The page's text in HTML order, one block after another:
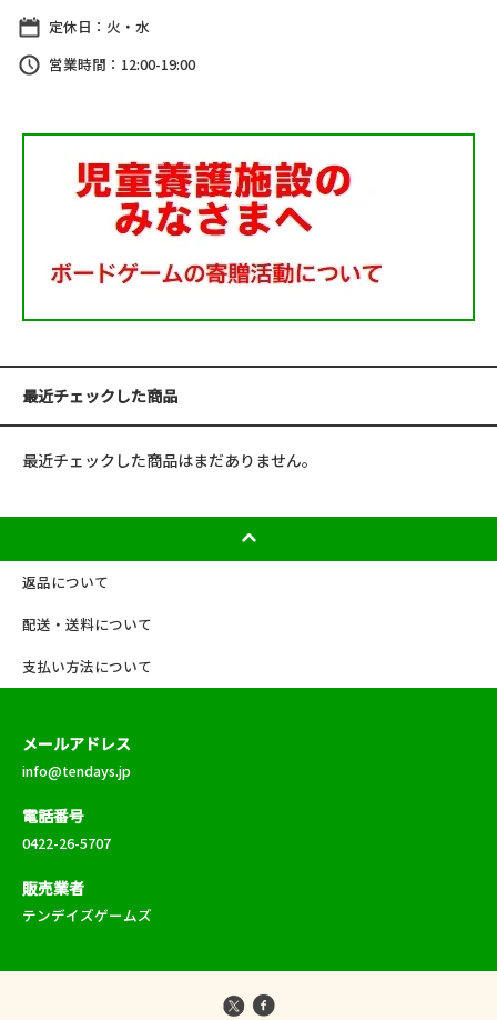
定休日：火・水
営業時間：12:00-19:00
最近チェックした商品
最近チェックした商品はまだありません。
返品について
配送・送料について
支払い方法について
メールアドレス
info@tendays.jp
電話番号
0422-26-5707
販売業者
テンデイズゲームズ